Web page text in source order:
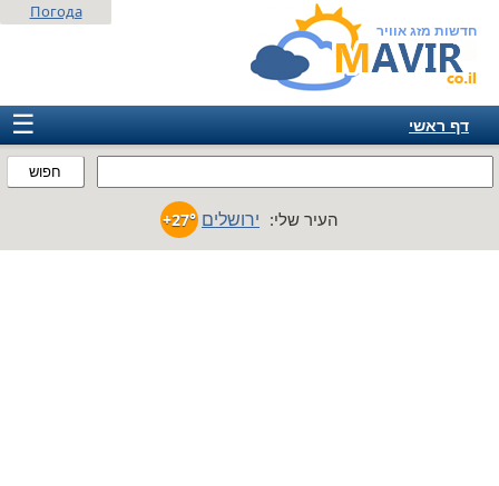
חדשות מזג אוויר
חפוש
Погода
☰
דף ראשי
אמריקה
העיר שלי: ירושלים +27°